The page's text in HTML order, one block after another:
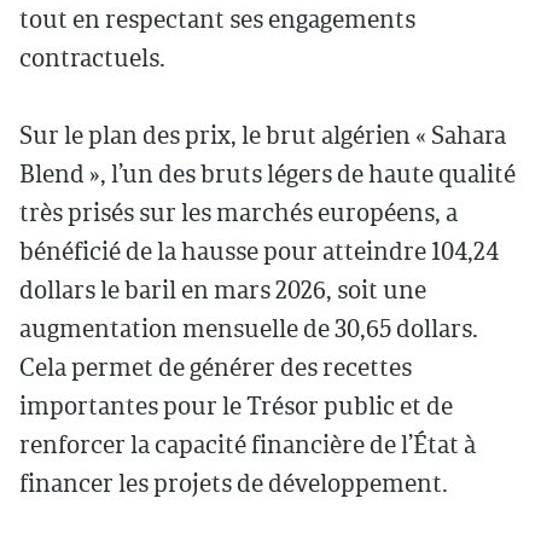
tout en respectant ses engagements
contractuels.
Sur le plan des prix, le brut algérien « Sahara
Blend », l’un des bruts légers de haute qualité
très prisés sur les marchés européens, a
bénéficié de la hausse pour atteindre 104,24
dollars le baril en mars 2026, soit une
augmentation mensuelle de 30,65 dollars.
Cela permet de générer des recettes
importantes pour le Trésor public et de
renforcer la capacité financière de l’État à
financer les projets de développement.